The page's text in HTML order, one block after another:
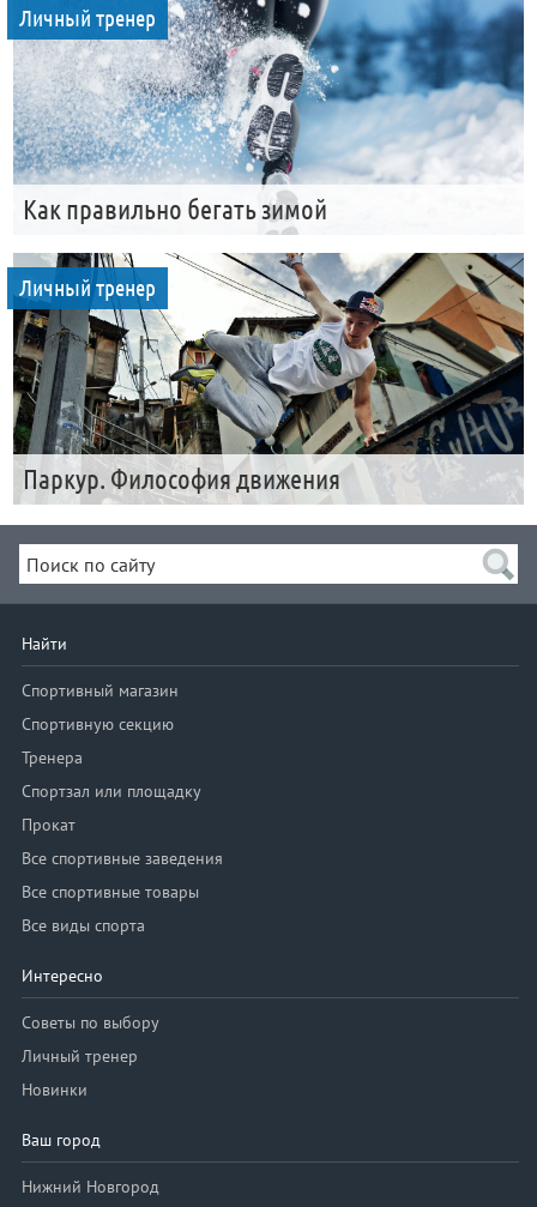
Личный тренер
Как правильно бегать зимой
Личный тренер
Паркур. Философия движения
Найти
Спортивный магазин
Спортивную секцию
Тренера
Спортзал или площадку
Прокат
Все спортивные заведения
Все спортивные товары
Все виды спорта
Интересно
Советы по выбору
Личный тренер
Новинки
Ваш город
Нижний Новгород